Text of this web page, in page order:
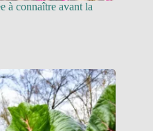
à connaître avant la